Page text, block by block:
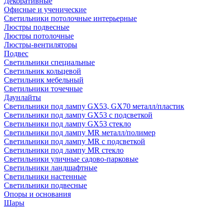
Офисные и ученические
Светильники потолочные интерьерные
Люстры подвесные
Люстры потолочные
Люстры-вентиляторы
Подвес
Светильники специальные
Светильник кольцевой
Светильник мебельный
Светильники точечные
Даунлайты
Светильники под лампу GX53, GX70 металл/пластик
Светильники под лампу GX53 с подсветкой
Светильники под лампу GX53 стекло
Светильники под лампу MR металл/полимер
Светильники под лампу MR с подсветкой
Светильники под лампу MR стекло
Светильники уличные садово-парковые
Светильники ландшафтные
Светильники настенные
Светильники подвесные
Опоры и основания
Шары